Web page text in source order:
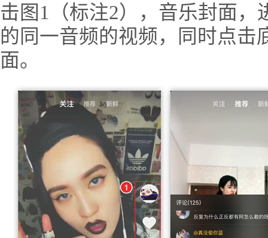
击图1（标注2），音乐封面
的同一音频的视频，同时点击
面。